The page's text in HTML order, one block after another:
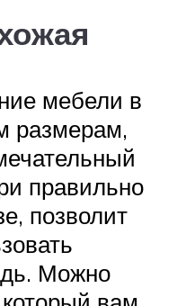
мебели в
размерам,
правильно
позволит
Можно